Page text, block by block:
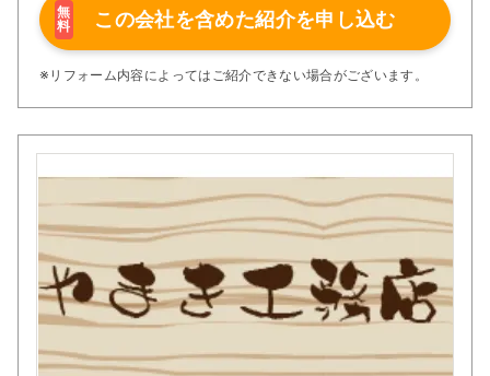
キッチンの位置を北側から明るい南側
へ移動し、対面式にリフォームした事
例では、家事をしながら家族と会話が
できるようになり、奥様にも大変喜ん
住まいの温度差を減らしたり、家族が
自然と集まりやすい動線を見直したり
することで、身体だけでなく心まで温
白石工務店は、そんな日常の小さなス
トレスに目を向け、解消することを通
じて毎日元気に楽しく快適な暮らしを
つくりたいと考えています。
無
料
この会社を含めた紹介を申し込む
※リフォーム内容によってはご紹介できない場合がございます。